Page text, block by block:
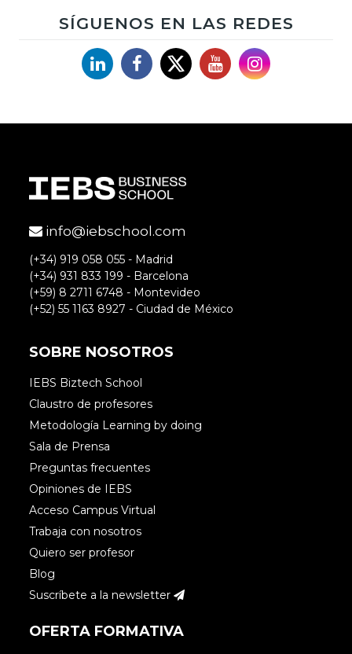
SÍGUENOS EN LAS REDES
LinkedinFacebook
X YouTubeInstagram
info@iebschool.com
(+34) 919 058 055 - Madrid
(+34) 931 833 199 - Barcelona
(+59) 8 2711 6748 - Montevideo
(+52) 55 1163 8927 - Ciudad de México
SOBRE NOSOTROS
IEBS Biztech School
Claustro de profesores
Metodología Learning by doing
Sala de Prensa
Preguntas frecuentes
Opiniones de IEBS
Acceso Campus Virtual
Trabaja con nosotros
Quiero ser profesor
Blog
Suscríbete a la newsletter
OFERTA FORMATIVA